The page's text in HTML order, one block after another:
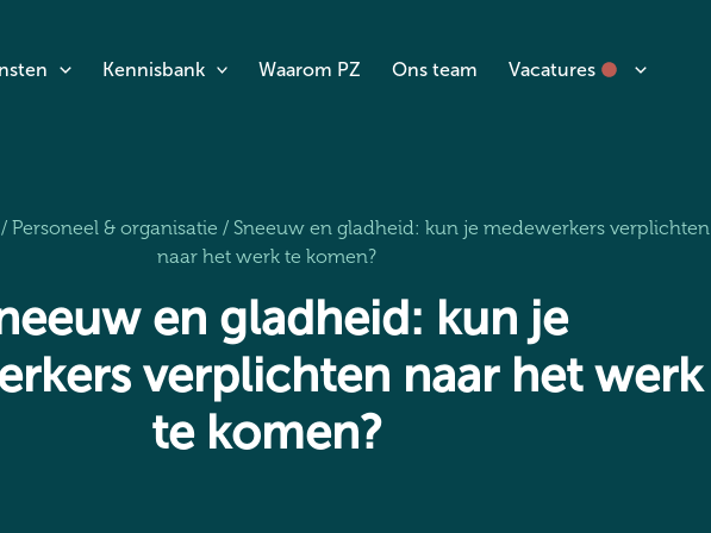
Kennisbank Waarom PZ Ons team Vacatures
/ Personeel & organisatie / Sneeuw en gladheid: kun je medewerkers verplichten
naar het werk te komen?
en gladheid: kun je
verplichten naar het werk
te komen?